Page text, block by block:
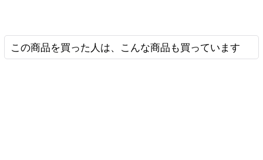
この商品を買った人は、こんな商品も買っています